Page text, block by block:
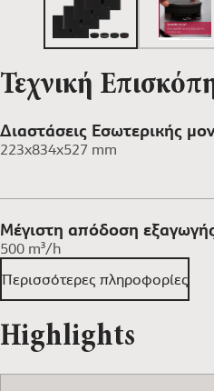
Τεχνική
Διαστάσεις Εσωτερικής
(ΥxΠxΒ)
223x834x527 mm
Μέγιστη απόδοση
500 m³/h
Περισσότερες πληροφορίες
Highlights